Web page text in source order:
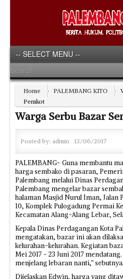
Home PALEMBANG KITO
Pemkot
Warga Serbu Bazar
Posted by: admin 13/06/2017
PALEMBANG- Guna membantu
harga sembako di pasaran,
Palembang melalui Dinas
Palembang mengelar bazar
halaman Masjid Nurul Iman, Jalan
10, Komplek Pulogadung Permai
Kecamatan Alang-Alang Lebar,
Kepala Dinas Perdagangan Kota
mengatakan, bazar ini akan
kelurahan-kelurahan. Kegiatan
Mei 2017 - 23 Juni 2017
menjelang lebaran nanti,” sebutnya.
Dijelaskan Edwin, harga yang